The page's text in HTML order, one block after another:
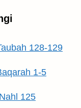
128-129
1-5
125